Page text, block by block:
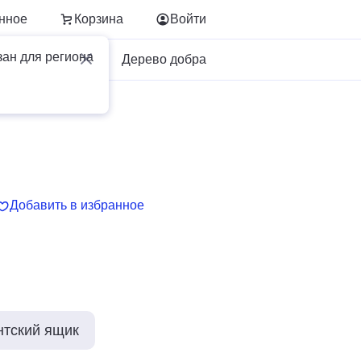
Корзина
для региона
Войти
Для бизнеса Дерево добра
Добавить в избранное
ящик